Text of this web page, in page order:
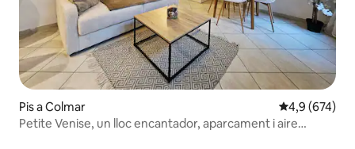
Pis a Colmar 4,9 de
4,9 (674)
Petite Venise, un lloc encantador, aparcament i aire